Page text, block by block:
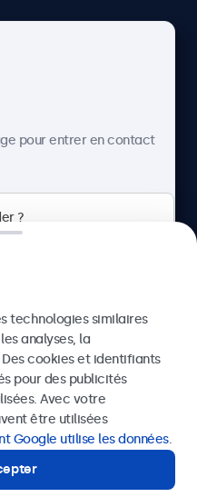
entreprises
pour entrer en contact
43 50 80 772
technologies similaires
analyses, la
cookies et identifiants
pour des publicités
Avec votre
être utilisées
Google utilise les données.